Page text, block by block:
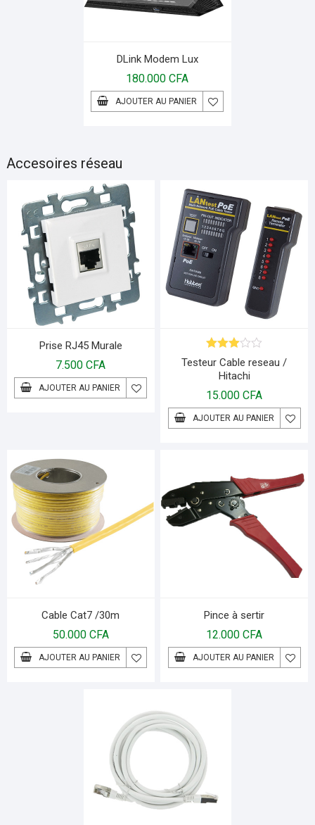
DLink Modem Lux
180.000CFA
AJOUTER AU PANIER
Accesoires réseau
Prise RJ45 Murale
7.500CFA
AJOUTER AU PANIER
Note
3.00
sur 5
Testeur Cable reseau /
Hitachi
15.000 CFA
AJOUTER AU PANIER
Cable Cat7 /30m
50.000 CFA
AJOUTER AU PANIER
Pince à sertir
12.000 CFA
AJOUTER AU PANIER